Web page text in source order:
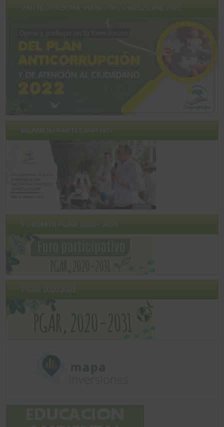
PARTECIPAZIONE PIANO DI CORRUZIONE 2022
BILANCIO PARTECIPATIVO
FORUM DI PGAR 2020 – 2031
PGAR 2020 2031